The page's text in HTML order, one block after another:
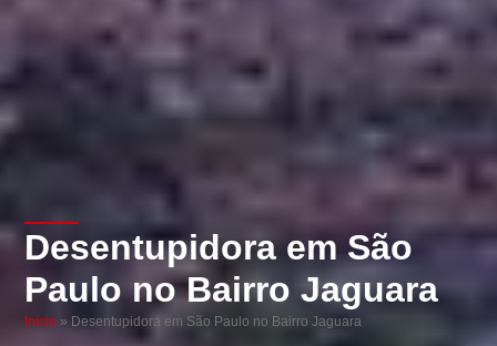
Desentupidora em São
Paulo no Bairro Jaguara
Início » Desentupidora em São Paulo no Bairro Jaguara